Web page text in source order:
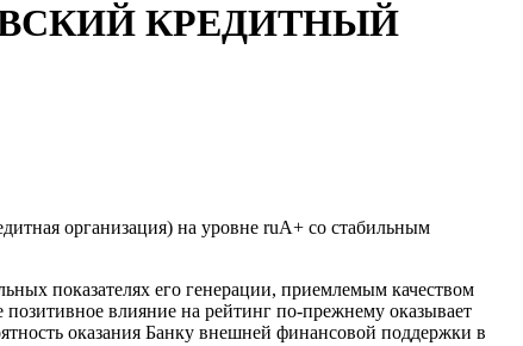
КРЕДИТНЫЙ
организация) на уровне ruA+ со стабильным
показателях его генерации, приемлемым качеством
влияние на рейтинг по-прежнему оказывает
оказания Банку внешней финансовой поддержки в